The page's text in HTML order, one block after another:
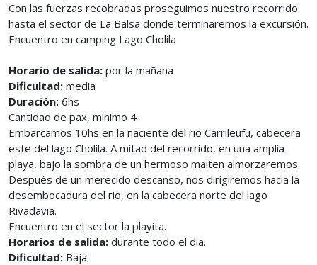
Con las fuerzas recobradas proseguimos nuestro recorrido
hasta el sector de La Balsa donde terminaremos la excursión.
Encuentro en camping Lago Cholila
Horario de salida: por la mañana
Dificultad: media
Duración: 6hs
Cantidad de pax, minimo 4
Embarcamos 10hs en la naciente del rio Carrileufu, cabecera
este del lago Cholila. A mitad del recorrido, en una amplia
playa, bajo la sombra de un hermoso maiten almorzaremos.
Después de un merecido descanso, nos dirigiremos hacia la
desembocadura del rio, en la cabecera norte del lago
Rivadavia.
Encuentro en el sector la playita.
Horarios de salida: durante todo el dia.
Dificultad: Baja